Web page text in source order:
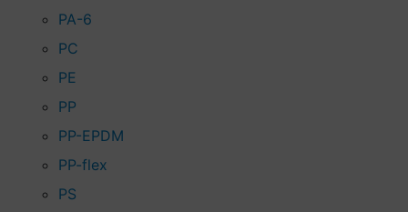
PA-6
PC
PE
PP
PP-EPDM
PP-flex
PS